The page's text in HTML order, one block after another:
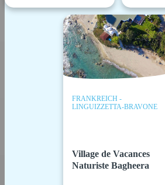
FRANKREICH -
LINGUIZZETTA-BRAVONE
Village de Vacances
Naturiste Bagheera